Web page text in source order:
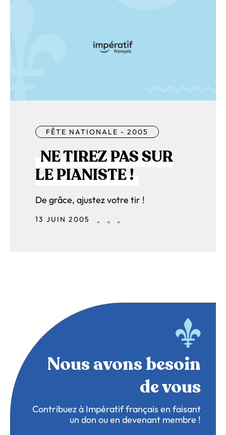
FÊTE NATIONALE - 2005
NE TIREZ PAS SUR
LE PIANISTE !
De grâce, ajustez votre tir !
13 JUIN 2005
Nous avons besoin
de vous
Contribuez à Impératif français en faisant
un don ou en devenant membre !